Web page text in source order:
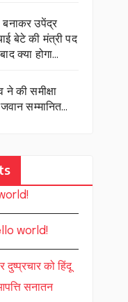
उपेंद्र
बेटे की मंत्री पद
क्या होगा…
ने की समीक्षा
सम्मानित…
world!
को हिंदू
सनातन